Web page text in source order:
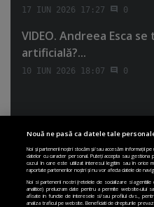
17 IUN 2026 17:27 0
VIDEO. Andreea Esca
artificială?...
10 IUN 2026 18:07 0
PRIMA PAGINĂ
POLITICA
POLITICA DE
DESPRE MINE
Nouă ne pasă ca datele tale
Noi și partenerii noștri stocăm și/sau accesăm informații
datelor cu caracter personal. Puteți accepta sau
cazul în care este utilizat interesul legitim sau în orice
raportate partenerilor noștri și nu vor afecta datele de
Noi si partenerii nostri (retelele de socializare si
analitice) prelucram date pentru a permite website-ului
afisate in functie de interesele si/sau profilul dvs.,
analiza traficul pe website. Beneficiati de drepturile